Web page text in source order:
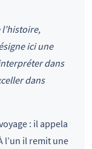
ici une
dans
dans
: il appela
l’un il remit une